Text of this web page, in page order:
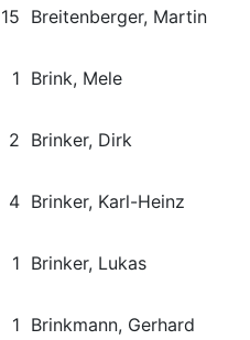
15 Breitenberger, Martin
1 Brink, Mele
2 Brinker, Dirk
4 Brinker, Karl-Heinz
1 Brinker, Lukas
1 Brinkmann, Gerhard